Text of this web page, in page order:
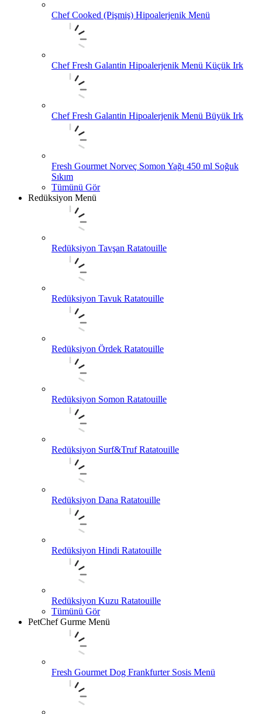
Chef Cooked (Pişmiş) Hipoalerjenik Menü
Chef Fresh Galantin Hipoalerjenik Menü Küçük Irk
Chef Fresh Galantin Hipoalerjenik Menü Büyük Irk
Fresh Gourmet Norveç Somon Yağı 450 ml Soğuk
Sıkım
Tümünü Gör
Redüksiyon Menü
Redüksiyon Tavşan Ratatouille
Redüksiyon Tavuk Ratatouille
Redüksiyon Ördek Ratatouille
Redüksiyon Somon Ratatouille
Redüksiyon Surf&Truf Ratatouille
Redüksiyon Dana Ratatouille
Redüksiyon Hindi Ratatouille
Redüksiyon Kuzu Ratatouille
Tümünü Gör
PetChef Gurme Menü
Fresh Gourmet Dog Frankfurter Sosis Menü